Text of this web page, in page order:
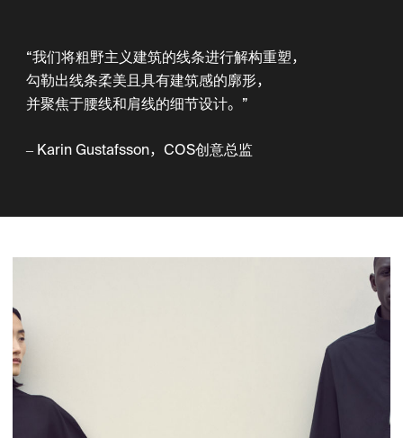
“我们将粗野主义建筑的线条进行解构重塑，
勾勒出线条柔美且具有建筑感的廓形，
并聚焦于腰线和肩线的细节设计。”
– Karin Gustafsson，COS创意总监